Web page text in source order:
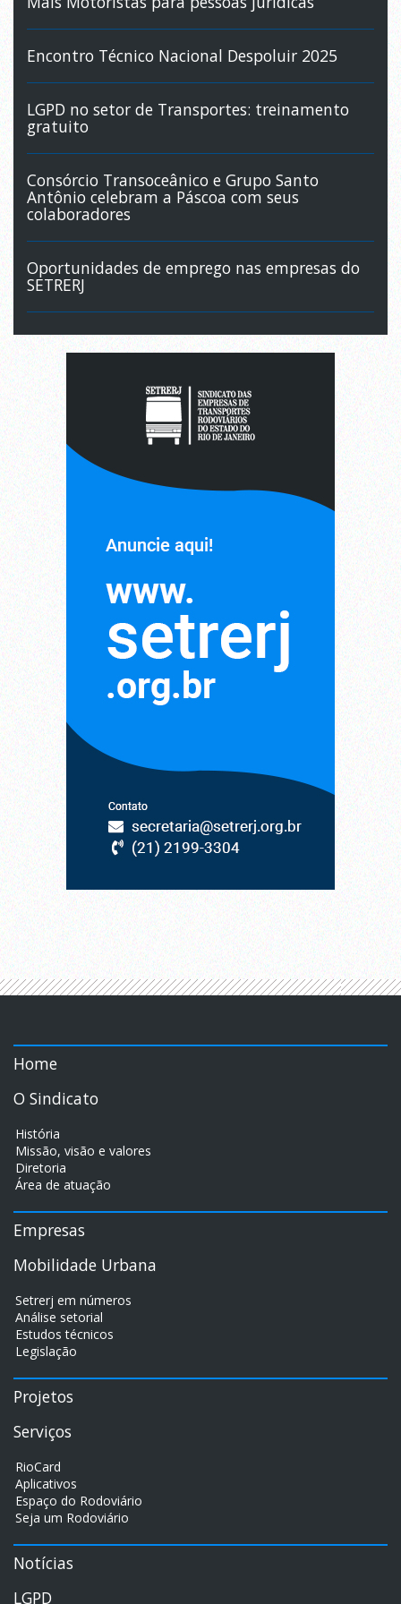
Encontro Técnico Nacional Despoluir 2025
LGPD no setor de Transportes: treinamento
gratuito
Consórcio Transoceânico e Grupo Santo
Antônio celebram a Páscoa com seus
colaboradores
Oportunidades de emprego nas empresas do
SETRERJ
Home
O Sindicato
História
Missão, visão e valores
Diretoria
Área de atuação
Empresas
Mobilidade Urbana
Setrerj em números
Análise setorial
Estudos técnicos
Legislação
Projetos
Serviços
RioCard
Aplicativos
Espaço do Rodoviário
Seja um Rodoviário
Notícias
LGPD